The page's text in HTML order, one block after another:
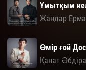
Ұмытқым
Жандар
Өмір ғой
Қанат